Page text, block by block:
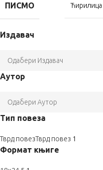
Издавач
Аутор
Тип повеза
Тврд повезТврд повез 1
Формат књиге
ПИСМО Ћирилица